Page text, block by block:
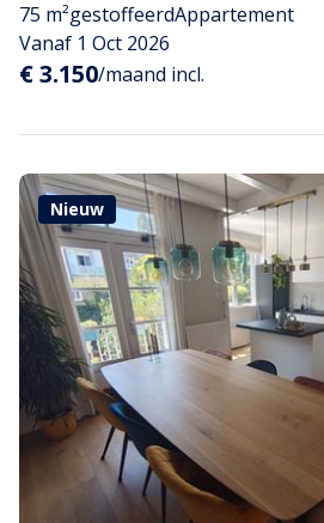
75 m²gestoffeerdAppartement
Vanaf 1 Oct 2026
€ 3.150/maand incl.
Nieuw